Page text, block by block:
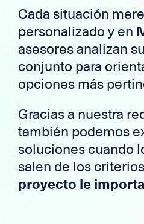
Cada situación
personalizado y en
asesores analizan
conjunto para
opciones más
Gracias a nuestra
también podemos
soluciones cuando
salen de los
proyecto le